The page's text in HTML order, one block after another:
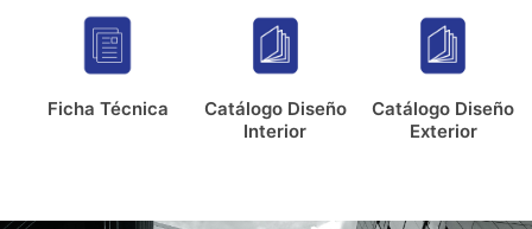
Ficha Técnica
Catálogo Diseño
Interior
Catálogo Diseño
Exterior